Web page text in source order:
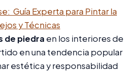
Guía Experta para Pintar la
y Técnicas
de piedra en los interiores de
en una tendencia popular
estética y responsabilidad